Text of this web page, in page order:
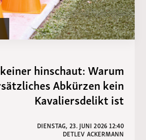
hinschaut: Warum
Abkürzen kein
Kavaliersdelikt ist
DIENSTAG, 23. JUNI 2026 12:40
DETLEV ACKERMANN